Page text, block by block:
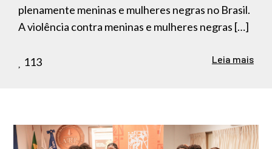
plenamente meninas e mulheres negras no Brasil.
A violência contra meninas e mulheres negras […]
113 Leia mais